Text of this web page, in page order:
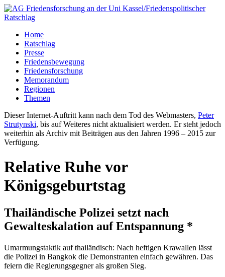
Home
Ratschlag
Presse
Friedensbewegung
Friedensforschung
Memorandum
Regionen
Themen
Dieser Internet-Auftritt kann nach dem Tod des Webmasters, Peter
Strutynski, bis auf Weiteres nicht aktualisiert werden. Er steht jedoch
weiterhin als Archiv mit Beiträgen aus den Jahren 1996 – 2015 zur
Verfügung.
Relative Ruhe vor
Königsgeburtstag
Thailändische Polizei setzt nach
Gewalteskalation auf Entspannung *
Umarmungstaktik auf thailändisch: Nach heftigen Krawallen lässt
die Polizei in Bangkok die Demonstranten einfach gewähren. Das
feiern die Regierungsgegner als großen Sieg.